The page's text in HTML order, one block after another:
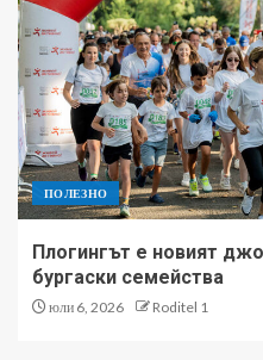
ПОЛЕЗНО
Плогингът е новият
бургаски семейства
юли 6, 2026 Roditel 1